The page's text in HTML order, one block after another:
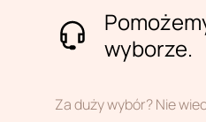
wyborze.
Za duży wybór? Nie